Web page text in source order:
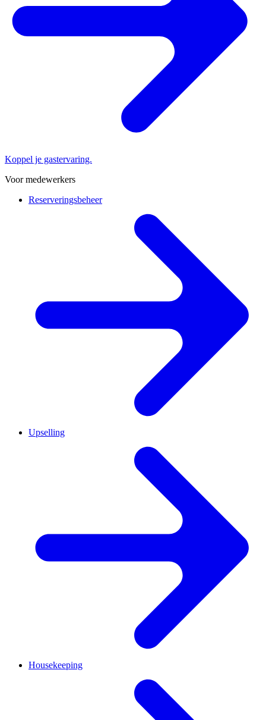
Koppel je gastervaring.
Voor medewerkers
Reserveringsbeheer
Upselling
Housekeeping